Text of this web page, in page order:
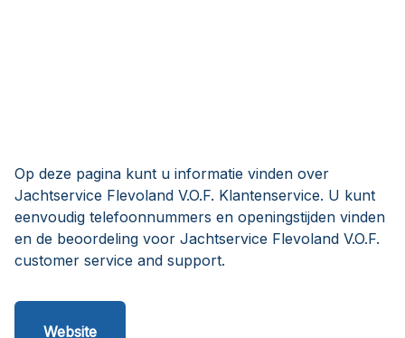
Op deze pagina kunt u informatie vinden over
Jachtservice Flevoland V.O.F. Klantenservice. U kunt
eenvoudig telefoonnummers en openingstijden vinden
en de beoordeling voor Jachtservice Flevoland V.O.F.
customer service and support.
Website